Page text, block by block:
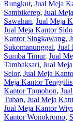
Rungkut, Jual Meja
Sambikerep, Jual
Sawahan, Jual Meja
Jual Meja Kantor
Kantor Singkawang,
Sukomanunggal, Jual
Sumba Timur, Jual
Tambaksari, Jual
Selor, Jual Meja
Meja Kantor
Kantor Tomohon,
Tuban, Jual Meja
Jual Meja Kantor
Kantor Wonokromo,